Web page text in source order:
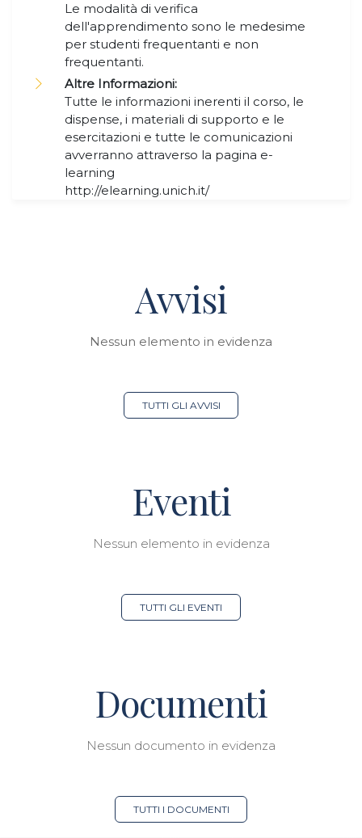
Le modalità di verifica
dell'apprendimento sono le medesime
per studenti frequentanti e non
frequentanti.
Altre Informazioni:
Tutte le informazioni inerenti il corso, le
dispense, i materiali di supporto e le
esercitazioni e tutte le comunicazioni
avverranno attraverso la pagina e-
learning
http://elearning.unich.it/
Avvisi
Nessun elemento in evidenza
TUTTI GLI AVVISI
Eventi
Nessun elemento in evidenza
TUTTI GLI EVENTI
Documenti
Nessun documento in evidenza
TUTTI I DOCUMENTI